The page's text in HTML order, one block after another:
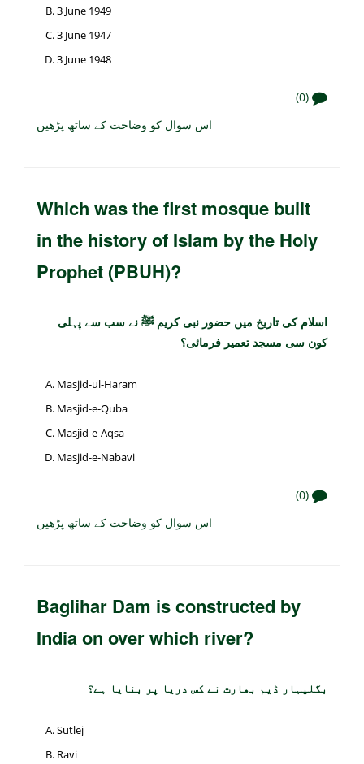
3 June 1949
3 June 1947
3 June 1948
(0)
اس سوال کو وضاحت کے ساتھ پڑھیں
Which was the first mosque built
in the history of Islam by the Holy
Prophet (PBUH)?
اسلام کی تاریخ میں حضور نبی کریم ﷺ نے سب سے پہلی
کون سی مسجد تعمیر فرمائی؟
Masjid-ul-Haram
Masjid-e-Quba
Masjid-e-Aqsa
Masjid-e-Nabavi
(0)
اس سوال کو وضاحت کے ساتھ پڑھیں
Baglihar Dam is constructed by
India on over which river?
بگلیہار ڈیم بھارت نے کس دریا پر بنایا ہے؟
Sutlej
Ravi